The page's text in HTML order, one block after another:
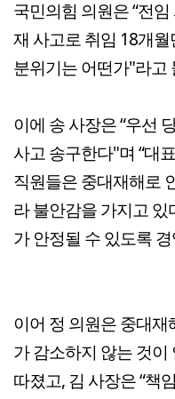
국민의힘 의원은 “전
재 사고로 취임 18개
분위기는 어떤가"라고
이에 송 사장은 “우선
사고 송구한다"며 “대
직원들은 중대재해로
라 불안감을 가지고
가 안정될 수 있도록
이어 정 의원은 중대
가 감소하지 않는 것
따졌고, 김 사장은 “책